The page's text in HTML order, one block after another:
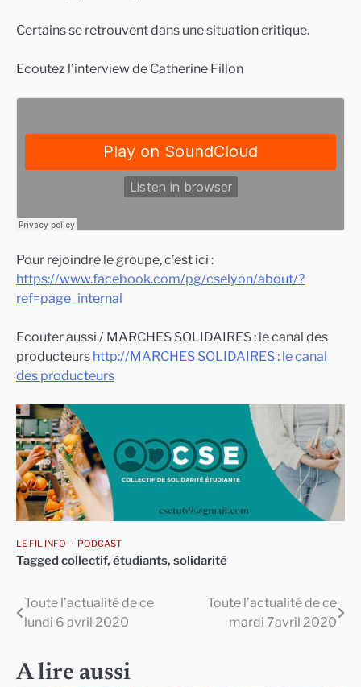
Certains se retrouvent dans une situation critique.
Ecoutez l’interview de Catherine Fillon
Pour rejoindre le groupe, c’est ici :
https://www.facebook.com/pg/cselyon/about/?
ref=page_internal
Ecouter aussi / MARCHES SOLIDAIRES : le canal des
producteurs http://MARCHES SOLIDAIRES : le canal
des producteurs
LE FIL INFO PODCAST
Tagged collectif, étudiants, solidarité
Navigation
l’article
Toute l’actualité de ce
lundi 6 avril 2020
Toute l’actualité de ce
mardi 7avril 2020
A lire aussi